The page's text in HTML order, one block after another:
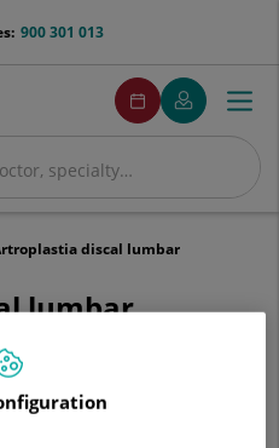
900 301 013
menuPedirCita
Make
an
appointment
My
Quirónsalud
Menu
discal lumbar
lumbar